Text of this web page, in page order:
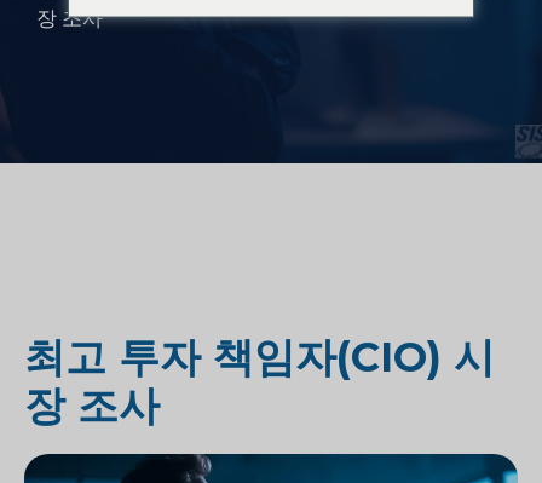
장 조사
최고 투자 책임자(CIO) 시
장 조사